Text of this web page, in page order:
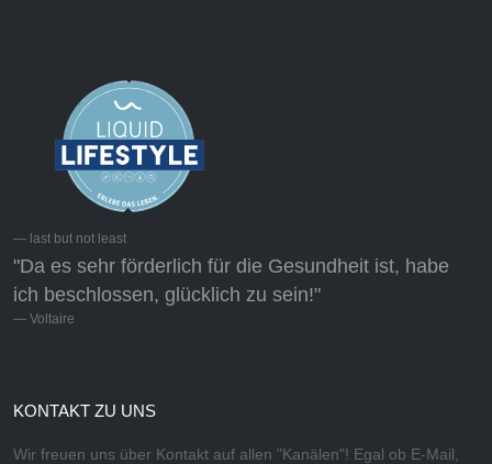
last but not least
"Da es sehr förderlich für die Gesundheit ist, habe
ich beschlossen, glücklich zu sein!"
Voltaire
KONTAKT ZU UNS
Wir freuen uns über Kontakt auf allen "Kanälen"! Egal ob E-Mail,